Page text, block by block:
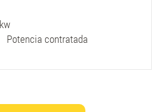
kw
Potencia contratada